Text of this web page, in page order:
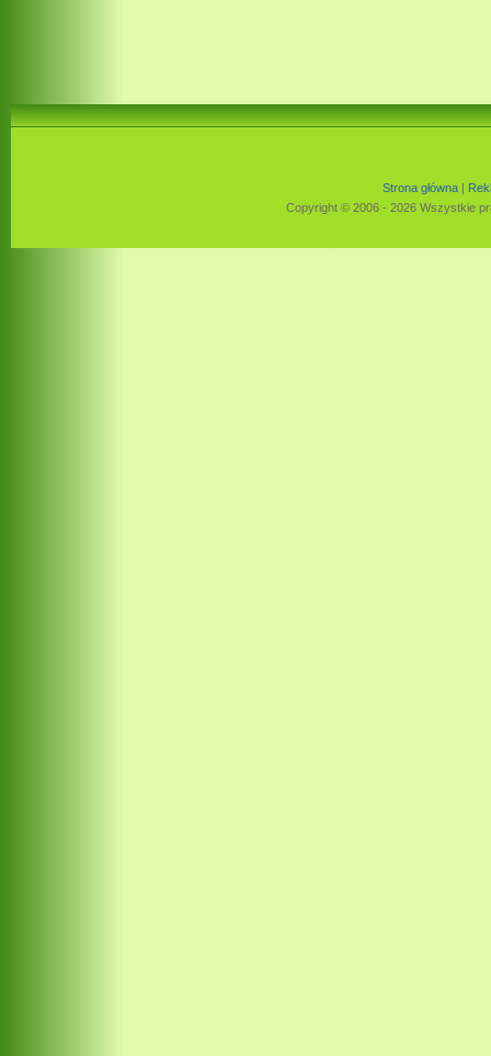
Strona główna|
Copyright © 2006 - 2026 Wszystkie